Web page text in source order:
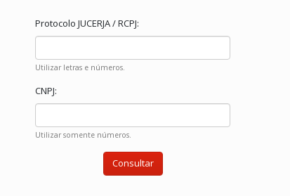
Protocolo JUCERJA / RCPJ:
Utilizar letras e números.
CNPJ:
Utilizar somente números.